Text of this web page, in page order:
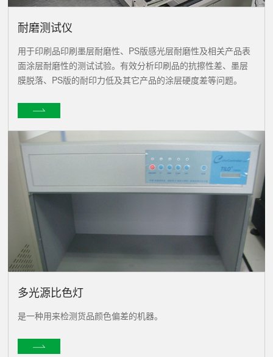
耐磨测试仪
用于印刷品印刷墨层耐磨性、PS版感光层耐磨性及相关产品表
面涂层耐磨性的测试试验。有效分析印刷品的抗擦性差、墨层
膜脱落、PS版的耐印力低及其它产品的涂层硬度差等问题。
多光源比色灯
是一种用来检测货品颜色偏差的机器。